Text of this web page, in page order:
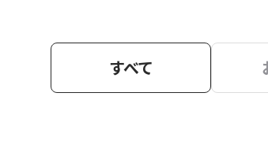
すべて